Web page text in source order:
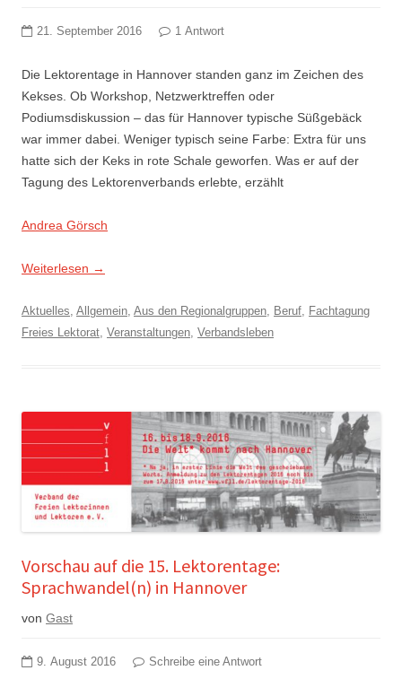
21. September 2016 1 Antwort
Die Lektorentage in Hannover standen ganz im Zeichen des
Kekses. Ob Workshop, Netzwerktreffen oder
Podiumsdiskussion – das für Hannover typische Süßgebäck
war immer dabei. Weniger typisch seine Farbe: Extra für uns
hatte sich der Keks in rote Schale geworfen. Was er auf der
Tagung des Lektorenverbands erlebte, erzählt
Andrea Görsch
Weiterlesen →
Aktuelles, Allgemein, Aus den Regionalgruppen, Beruf, Fachtagung
Freies Lektorat, Veranstaltungen, Verbandsleben
Vorschau auf die 15. Lektorentage:
Sprachwandel(n) in Hannover
von Gast
9. August 2016 Schreibe eine Antwort